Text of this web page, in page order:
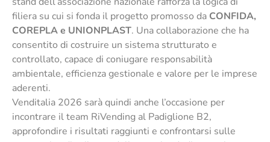
filiera su cui si fonda il progetto promosso da CONFIDA,
COREPLA e UNIONPLAST. Una collaborazione che ha
consentito di costruire un sistema strutturato e
controllato, capace di coniugare responsabilità
ambientale, efficienza gestionale e valore per le imprese
aderenti.
Venditalia 2026 sarà quindi anche l’occasione per
incontrare il team RiVending al Padiglione B2,
approfondire i risultati raggiunti e confrontarsi sulle